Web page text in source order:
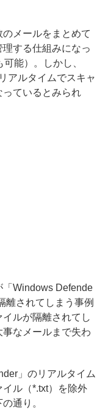
メールをまとめて
する仕組みになっ
能）。しかし、
アルタイムでスキャ
ているとみられ
Windows Defende
離されてしまう事例
ルが隔離されてし
なメールまで失わ
」のリアルタイム
ル（*.txt）を除外
通り。